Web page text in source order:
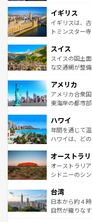
いる。シャン
香り高いラベ
らに、パリ以
れる地方に足
き
を参照してほ
顔を持つこの
ルリンの文化
してライン川
は、お酒好きな人
ドイツ情報は
イギリス
イギリスは、
トミンスター
リアごとに異
ティー、ビー
戦など、本場
ンツ一覧を参照
スイス
スイスの国土
な交通網が整
の建物がその
博物館もあり
ことができる
ば市内交通費無料
着のスイス情
アメリカ
アメリカ合衆
東海岸の都市
のような巨大
ンメントが詰
西部には大自
部のニューオ
文化が魅力。
しみながら、
ならではの贅沢な旅のス
情報はコンテ
ハワイ
年間を通じて
ハワイは、ど
ワイ島は見逃
島だが、静か
おすすめ。エ
れるおもてな
人々、おいし
ク、伝統的な
オーストラ
オーストラリ
シドニーのシ
リアリーフや
ク）、タスマ
ど、見どころ
台湾
日本から約４
自然が織りな